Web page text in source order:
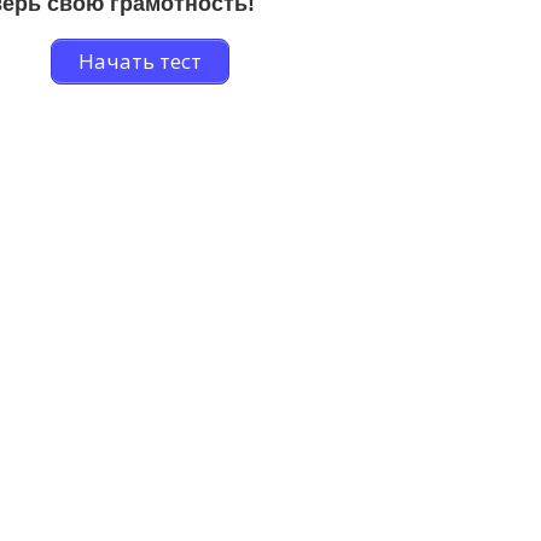
Начать тест